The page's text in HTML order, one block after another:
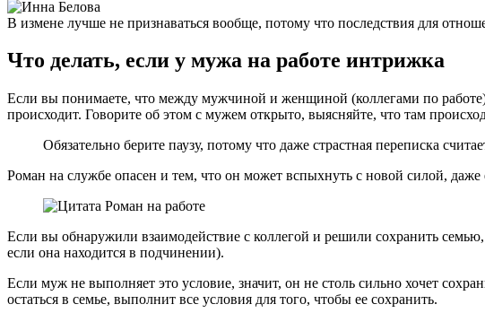
В измене лучше не признаваться вообще, потому что последствия для
Что делать, если у мужа на работе интрижка
Если вы понимаете, что между мужчиной и женщиной (коллегами по
происходит. Говорите об этом с мужем открыто, выясняйте, что там
Обязательно берите паузу, потому что даже страстная переписка
Роман на службе опасен и тем, что он может вспыхнуть с новой силой, даже
Если вы обнаружили взаимодействие с коллегой и решили сохранить
если она находится в подчинении).
Если муж не выполняет это условие, значит, он не столь сильно хочет
остаться в семье, выполнит все условия для того, чтобы ее сохранить.